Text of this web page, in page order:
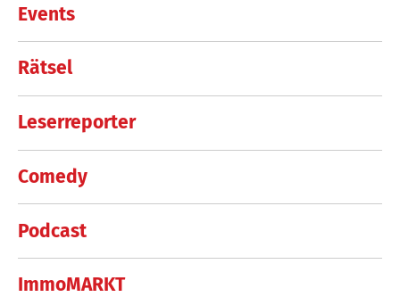
Events
Rätsel
Leserreporter
Comedy
Podcast
ImmoMARKT